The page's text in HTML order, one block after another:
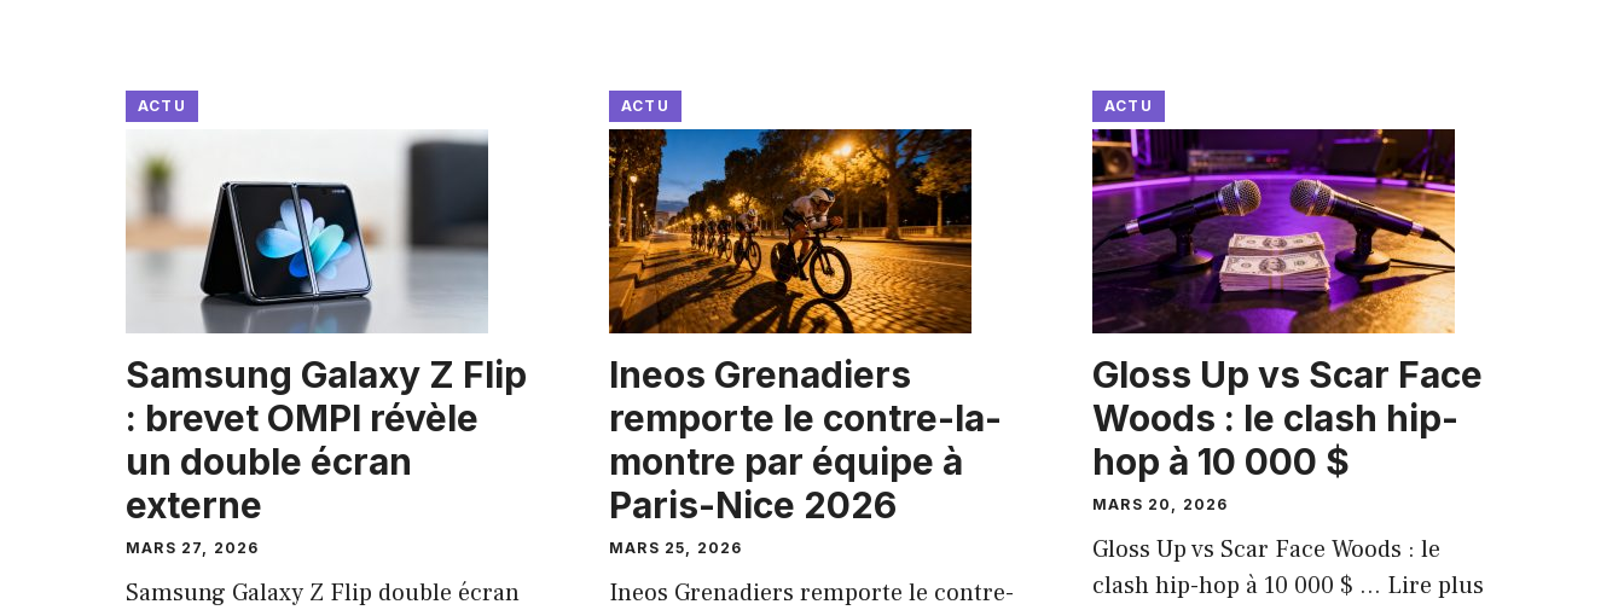
ACTU
Samsung Galaxy Z Flip
: brevet OMPI révèle
un double écran
externe
MARS 27, 2026
Samsung Galaxy Z Flip double écran
ACTU
Ineos Grenadiers
remporte le contre-la-
montre par équipe à
Paris-Nice 2026
MARS 25, 2026
Ineos Grenadiers remporte le contre-
ACTU
Gloss Up vs Scar Face
Woods : le clash hip-
hop à 10 000 $
MARS 20, 2026
Gloss Up vs Scar Face Woods : le
clash hip-hop à 10 000 $ ... Lire plus